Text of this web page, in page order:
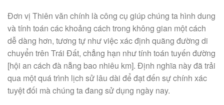
Đơn vị Thiên văn chính là công cụ giúp chúng ta hình dung
và tính toán các khoảng cách trong không gian một cách
dễ dàng hơn, tương tự như việc xác định quãng đường di
chuyển trên Trái Đất, chẳng hạn như tính toán tuyến đường
[hội an cách đà nẵng bao nhiêu km]. Định nghĩa này đã trải
qua một quá trình lịch sử lâu dài để đạt đến sự chính xác
tuyệt đối mà chúng ta đang sử dụng ngày nay.